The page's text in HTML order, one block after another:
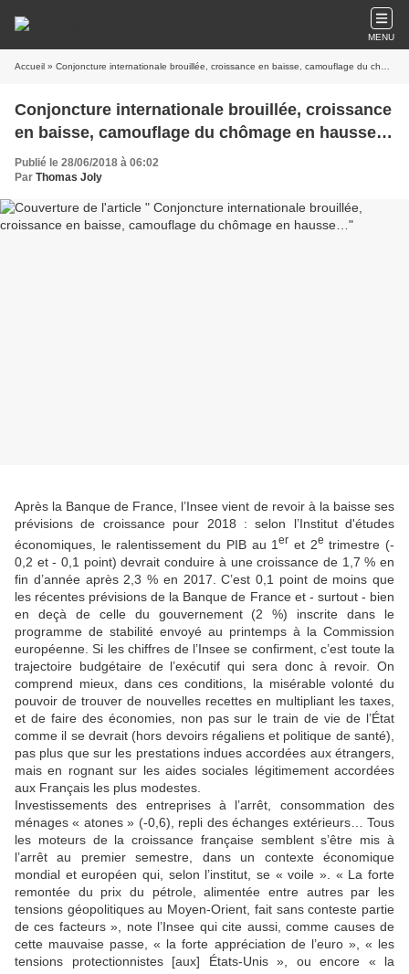
MENU
Accueil » Conjoncture internationale brouillée, croissance en baisse, camouflage du chômage en hausse…
Conjoncture internationale brouillée, croissance
en baisse, camouflage du chômage en hausse…
Publié le 28/06/2018 à 06:02
Par Thomas Joly
Après la Banque de France, l’Insee vient de revoir à la baisse ses
prévisions de croissance pour 2018 : selon l’Institut d'études
économiques, le ralentissement du PIB au 1er et 2e trimestre (-
0,2 et - 0,1 point) devrait conduire à une croissance de 1,7 % en
fin d’année après 2,3 % en 2017. C’est 0,1 point de moins que
les récentes prévisions de la Banque de France et - surtout - bien
en deçà de celle du gouvernement (2 %) inscrite dans le
programme de stabilité envoyé au printemps à la Commission
européenne. Si les chiffres de l’Insee se confirment, c’est toute la
trajectoire budgétaire de l’exécutif qui sera donc à revoir. On
comprend mieux, dans ces conditions, la misérable volonté du
pouvoir de trouver de nouvelles recettes en multipliant les taxes,
et de faire des économies, non pas sur le train de vie de l’État
comme il se devrait (hors devoirs régaliens et politique de santé),
pas plus que sur les prestations indues accordées aux étrangers,
mais en rognant sur les aides sociales légitimement accordées
aux Français les plus modestes.
Investissements des entreprises à l’arrêt, consommation des
ménages « atones » (-0,6), repli des échanges extérieurs… Tous
les moteurs de la croissance française semblent s’être mis à
l’arrêt au premier semestre, dans un contexte économique
mondial et européen qui, selon l’institut, se « voile ». « La forte
remontée du prix du pétrole, alimentée entre autres par les
tensions géopolitiques au Moyen-Orient, fait sans conteste partie
de ces facteurs », note l’Insee qui cite aussi, comme causes de
cette mauvaise passe, « la forte appréciation de l’euro », « les
tensions protectionnistes [aux] États-Unis », ou encore « la